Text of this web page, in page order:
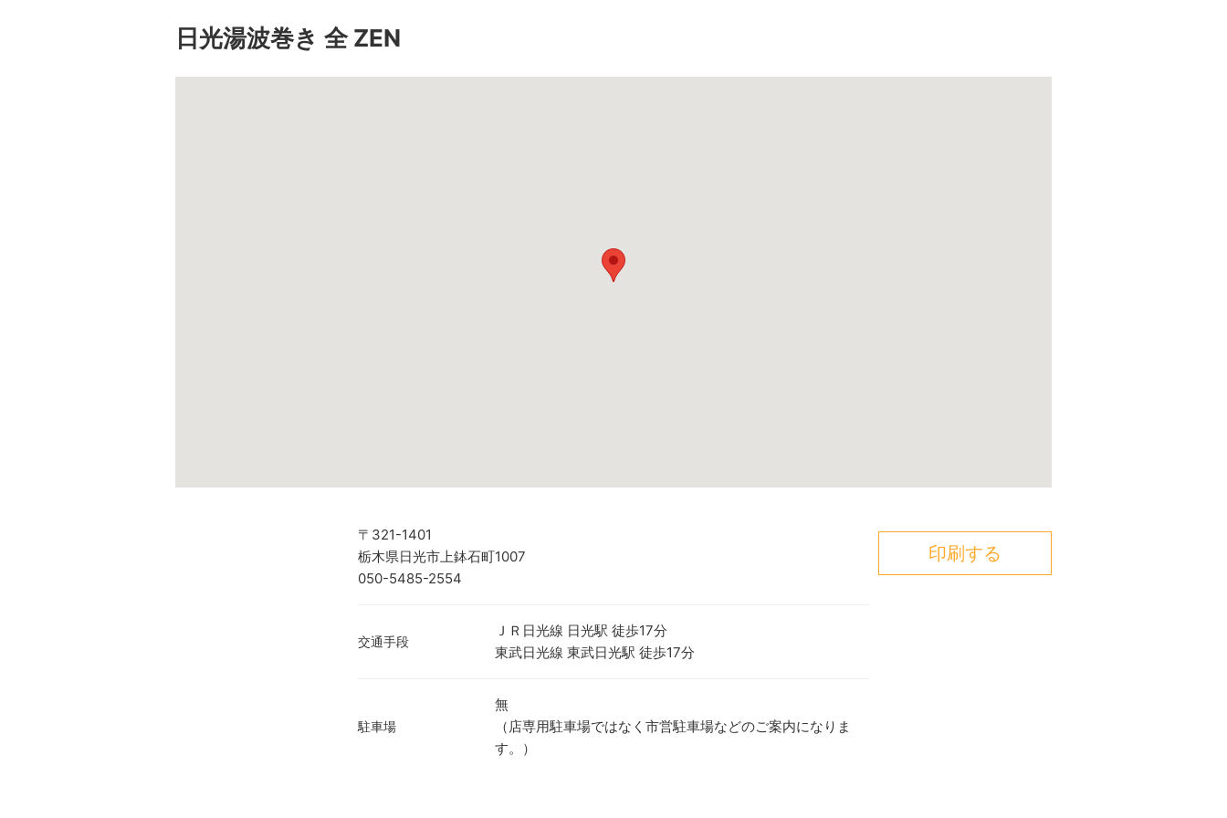
日光湯波巻き 全 ZEN
印刷する
〒321-1401
栃木県日光市上鉢石町1007
050-5485-2554
交通手段
ＪＲ日光線 日光駅 徒歩17分
東武日光線 東武日光駅 徒歩17分
駐車場
無
（店専用駐車場ではなく市営駐車場などのご案内になりま
す。）